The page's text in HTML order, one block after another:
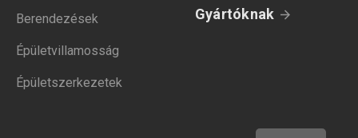
Berendezések
Épületvillamosság
Épületszerkezetek
Gyártóknak